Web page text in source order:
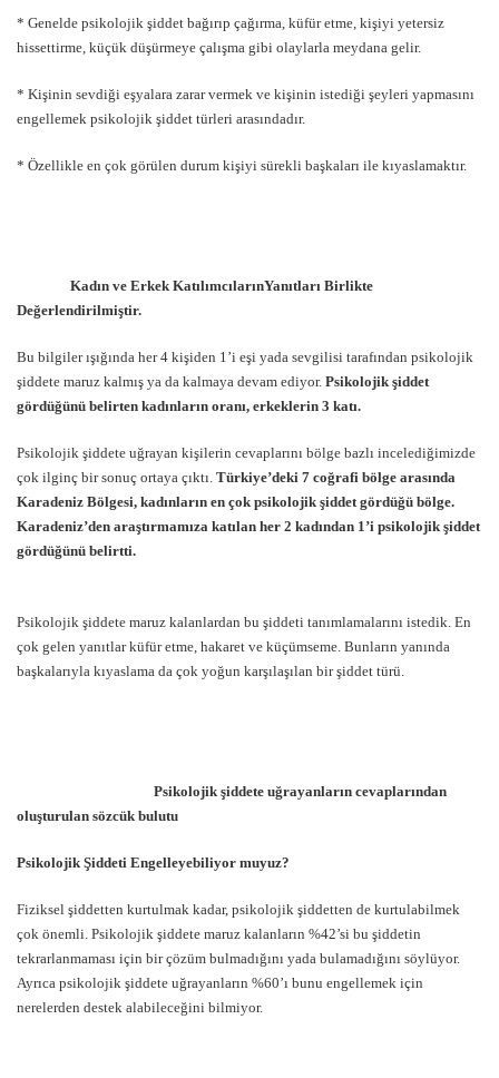
* Genelde psikolojik şiddet bağırıp çağırma, küfür etme, kişiyi yetersiz
hissettirme, küçük düşürmeye çalışma gibi olaylarla meydana gelir.
* Kişinin sevdiği eşyalara zarar vermek ve kişinin istediği şeyleri yapmasını
engellemek psikolojik şiddet türleri arasındadır.
* Özellikle en çok görülen durum kişiyi sürekli başkaları ile kıyaslamaktır.
Kadın ve Erkek KatılımcılarınYanıtları Birlikte
Değerlendirilmiştir.
Bu bilgiler ışığında her 4 kişiden 1’i eşi yada sevgilisi tarafından psikolojik
şiddete maruz kalmış ya da kalmaya devam ediyor. Psikolojik şiddet
gördüğünü belirten kadınların oranı, erkeklerin 3 katı.
Psikolojik şiddete uğrayan kişilerin cevaplarını bölge bazlı incelediğimizde
çok ilginç bir sonuç ortaya çıktı. Türkiye’deki 7 coğrafi bölge arasında
Karadeniz Bölgesi, kadınların en çok psikolojik şiddet gördüğü bölge.
Karadeniz’den araştırmamıza katılan her 2 kadından 1’i psikolojik şiddet
gördüğünü belirtti.
Psikolojik şiddete maruz kalanlardan bu şiddeti tanımlamalarını istedik. En
çok gelen yanıtlar küfür etme, hakaret ve küçümseme. Bunların yanında
başkalarıyla kıyaslama da çok yoğun karşılaşılan bir şiddet türü.
Psikolojik şiddete uğrayanların cevaplarından
oluşturulan sözcük bulutu
Psikolojik Şiddeti Engelleyebiliyor muyuz?
Fiziksel şiddetten kurtulmak kadar, psikolojik şiddetten de kurtulabilmek
çok önemli. Psikolojik şiddete maruz kalanların %42’si bu şiddetin
tekrarlanmaması için bir çözüm bulmadığını yada bulamadığını söylüyor.
Ayrıca psikolojik şiddete uğrayanların %60’ı bunu engellemek için
nerelerden destek alabileceğini bilmiyor.